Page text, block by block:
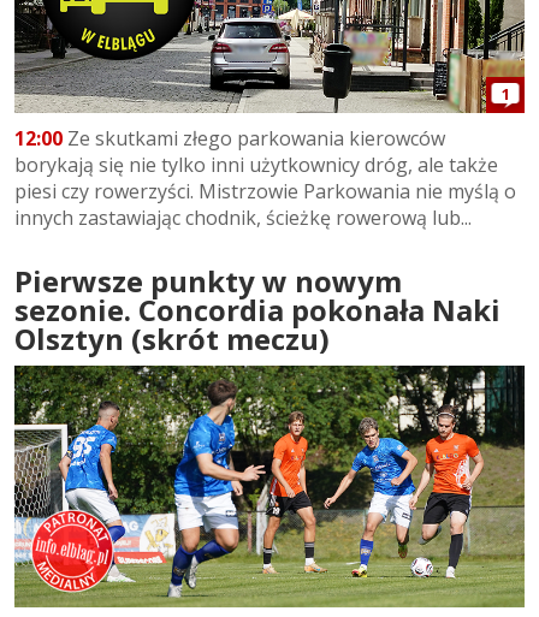
1
12:00 Ze skutkami złego parkowania kierowców
borykają się nie tylko inni użytkownicy dróg, ale także
piesi czy rowerzyści. Mistrzowie Parkowania nie myślą o
innych zastawiając chodnik, ścieżkę rowerową lub...
Pierwsze punkty w nowym
sezonie. Concordia pokonała Naki
Olsztyn (skrót meczu)